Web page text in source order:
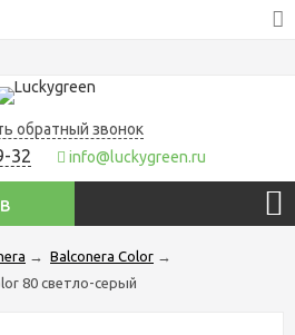
обратный звонок
32 info@luckygreen.ru
→ Balconera Color →
80 светло-серый